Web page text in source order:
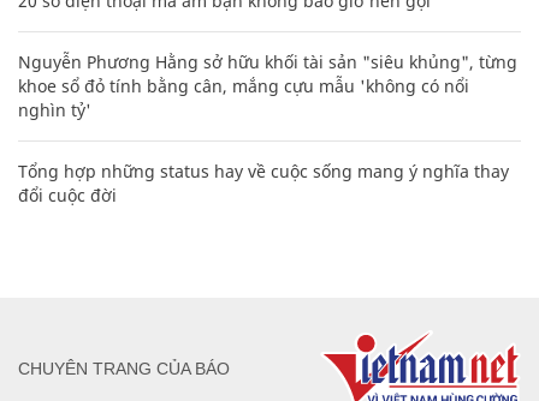
Nguyễn Phương Hằng sở hữu khối tài sản "siêu khủng", từng
khoe sổ đỏ tính bằng cân, mắng cựu mẫu 'không có nổi
nghìn tỷ'
Tổng hợp những status hay về cuộc sống mang ý nghĩa thay
đổi cuộc đời
CHUYÊN TRANG CỦA BÁO